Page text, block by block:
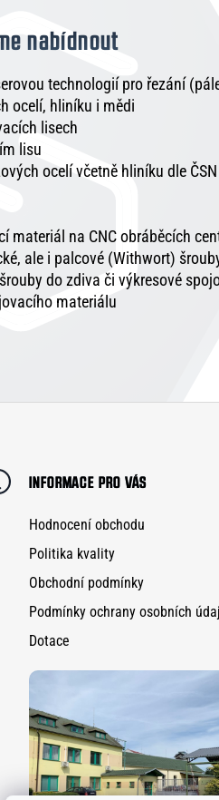
nabídnout
technologií pro řezání
ocelí, hliníku i mědi
lisech
lisu
ocelí včetně hliníku dle
materiál na CNC obráběcích
ale i palcové (Withwort)
do zdiva či výkresové
materiálu
INFORMACE PRO VÁS
Hodnocení obchodu
Politika kvality
Obchodní podmínky
Podmínky ochrany osobních
Dotace